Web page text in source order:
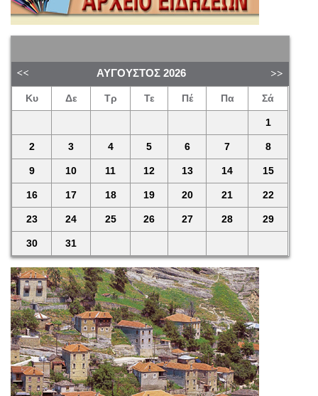
ΑΎΓΟΥΣΤΟΣ 2026
Κυ Δε Τρ Τε Πέ Πα Σά
1
2 3 4 5 6 7 8
9 10 11 12 13 14 15
16 17 18 19 20 21 22
23 24 25 26 27 28 29
30 31